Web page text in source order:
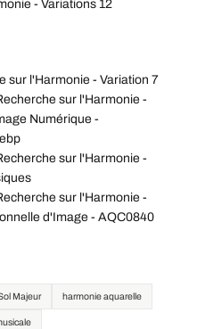
- Variations 12
sur l'Harmonie - Variation 7
sur l'Harmonie -
Numérique -
sur l'Harmonie -
sur l'Harmonie -
d'Image - AQC0840
Majeur harmonie aquarelle